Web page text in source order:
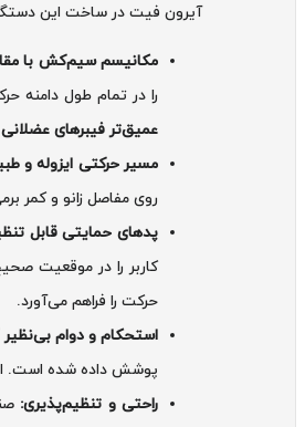
آیرون فیت در ساخت این
مکانیسم سیم‌کش با
را در تمام طول دامنه
عمیق‌تر فیبرهای عضلانی
مسیر حرکتی ایزوله و
روی مفاصل زانو و کمر
پدهای حمایتی قابل
کاربر را در موقعیت
حرکت را فراهم می‌آورد.
استحکام و دوام
پوشش داده شده است.
راحتی و تنظیم‌پذیری: